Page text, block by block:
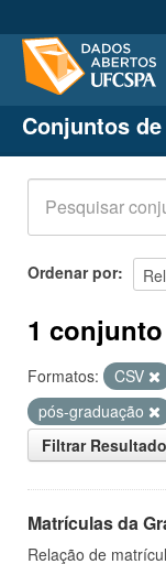
Conjuntos de
Organizações
Grupos
Sobre
Conjuntos
Ordenar por
1
Formatos: CSV
pós-graduação
Filtrar
Matrículas da
Relação de